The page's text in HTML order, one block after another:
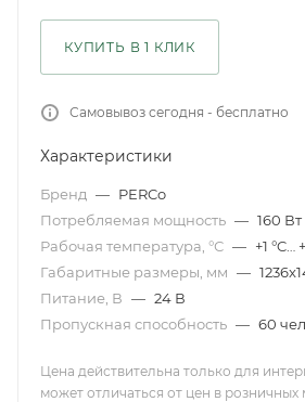
КУПИТЬ В 1 КЛИК
Самовывоз сегодня - бесплатно
Характеристики
Бренд — PERCo
Потребляемая мощность — 160 Вт
Рабочая температура, °С — +1 °C…
Габаритные размеры, мм —
Питание, В — 24 В
Пропускная способность — 60
Цена действительна только для
может отличаться от цен в розничных